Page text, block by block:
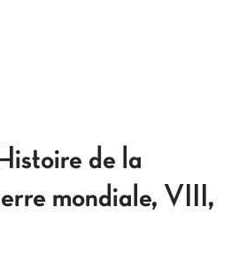
de la
mondiale, VIII,